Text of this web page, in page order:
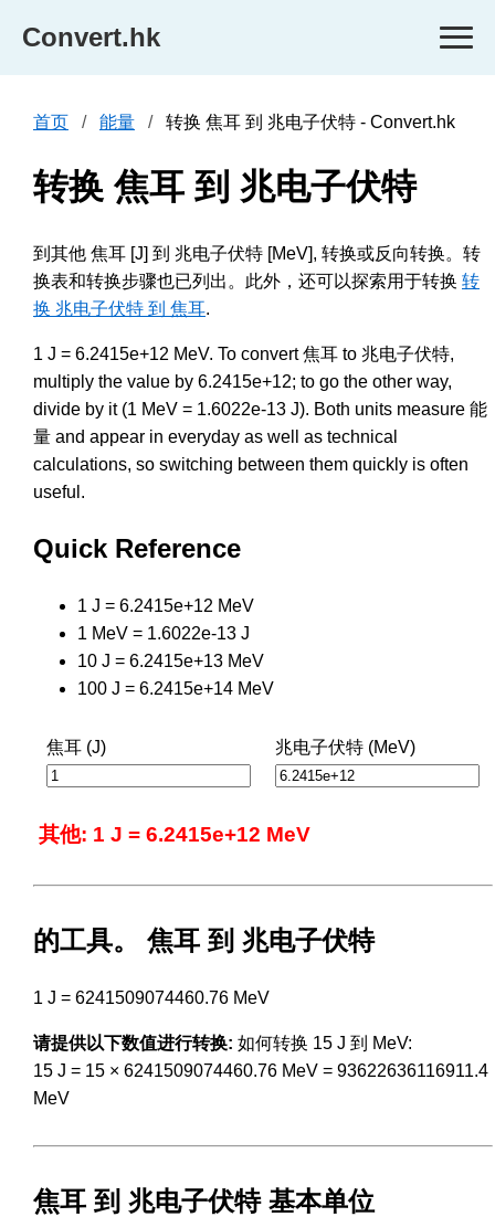
Convert.hk
首页 能量 转换 焦耳 到 兆电子伏特 - Convert.hk
转换 焦耳 到 兆电子伏特
到其他 焦耳 [J] 到 兆电子伏特 [MeV], 转换或反向转换。转
换表和转换步骤也已列出。此外，还可以探索用于转换 转
换 兆电子伏特 到 焦耳.
1 J = 6.2415e+12 MeV. To convert 焦耳 to 兆电子伏特,
multiply the value by 6.2415e+12; to go the other way,
divide by it (1 MeV = 1.6022e-13 J). Both units measure 能
量 and appear in everyday as well as technical
calculations, so switching between them quickly is often
useful.
Quick Reference
1 J = 6.2415e+12 MeV
1 MeV = 1.6022e-13 J
10 J = 6.2415e+13 MeV
100 J = 6.2415e+14 MeV
焦耳 (J) 兆电子伏特 (MeV)
其他: 1 J = 6.2415e+12 MeV
的工具。 焦耳 到 兆电子伏特
1 J = 6241509074460.76 MeV
请提供以下数值进行转换: 如何转换 15 J 到 MeV:
15 J = 15 × 6241509074460.76 MeV = 93622636116911.4
MeV
焦耳 到 兆电子伏特 基本单位